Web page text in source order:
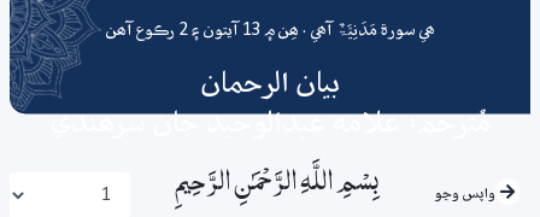
ھي سورة مَدَنِیَّۃٌ آھي . ھِن ۾ 13 آيتون ۽ 2 رڪوع آھن
بيان الرحمان
مُترجم: علامه عبدالوحيد جان سرھندي
واپس وڃو بِسْمِ اللَّـهِ الرَّحْمَـٰنِ الرَّحِيمِ